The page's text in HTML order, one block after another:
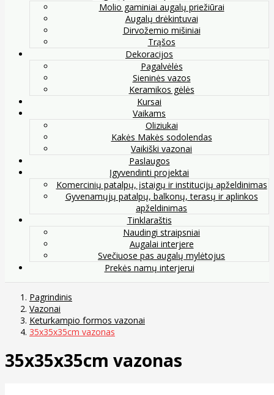
Molio gaminiai augalų priežiūrai
Augalų drėkintuvai
Dirvožemio mišiniai
Trąšos
Dekoracijos
Pagalvėlės
Sieninės vazos
Keramikos gėlės
Kursai
Vaikams
Oliziukai
Kakės Makės sodolendas
Vaikiški vazonai
Paslaugos
Įgyvendinti projektai
Komercinių patalpų, įstaigų ir institucijų apželdinimas
Gyvenamųjų patalpų, balkonų, terasų ir aplinkos
apželdinimas
Tinklaraštis
Naudingi straipsniai
Augalai interjere
Svečiuose pas augalų mylėtojus
Prekės namų interjerui
Pagrindinis
Vazonai
Keturkampio formos vazonai
35x35x35cm vazonas
35x35x35cm vazonas